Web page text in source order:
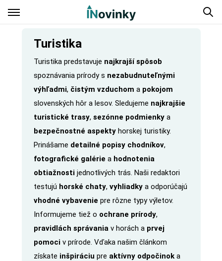
Turistika
Turistika predstavuje najkrajší spôsob
spoznávania prírody s nezabudnuteľnými
výhľadmi, čistým vzduchom a pokojom
slovenských hôr a lesov. Sledujeme najkrajšie
turistické trasy, sezónne podmienkya
bezpečnostné aspektyhorskej turistiky.
Prinášame detailné popisy chodníkov,
fotografické galérie a hodnotenia
obtiažnostijednotlivých trás. Naši redaktori
testujú horské chaty, vyhliadkya odporúčajú
vhodné vybavenie pre rôzne typy výletov.
Informujeme tiež o ochrane prírody,
pravidlách správaniav horách a prvej
pomociv prírode. Vďaka našim článkom
získate inšpiráciu pre aktívny odpočinoka